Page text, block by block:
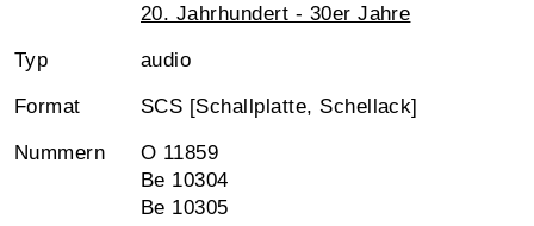
20. Jahrhundert - 30er Jahre
Typ audio
Format SCS [Schallplatte, Schellack]
Nummern
O 11859
Be 10304
Be 10305